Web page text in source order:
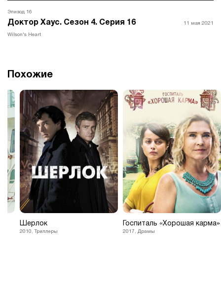
Эпизод 16
Доктор Хаус. Сезон 4. Серия 16
Wilson's Heart
11 мая 2021
Похожие
Шерлок
2010, Триллеры
Госпиталь «Хорошая карма»
2017, Драмы